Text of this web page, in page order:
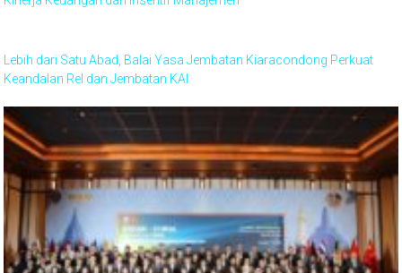
Lebih dari Satu Abad, Balai Yasa Jembatan Kiaracondong Perkuat
Keandalan Rel dan Jembatan KAI